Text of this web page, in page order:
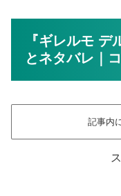
『ギレルモ
とネタバレ｜
記事内